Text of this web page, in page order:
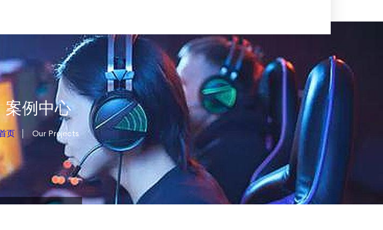
案例中心
页 Our Projects